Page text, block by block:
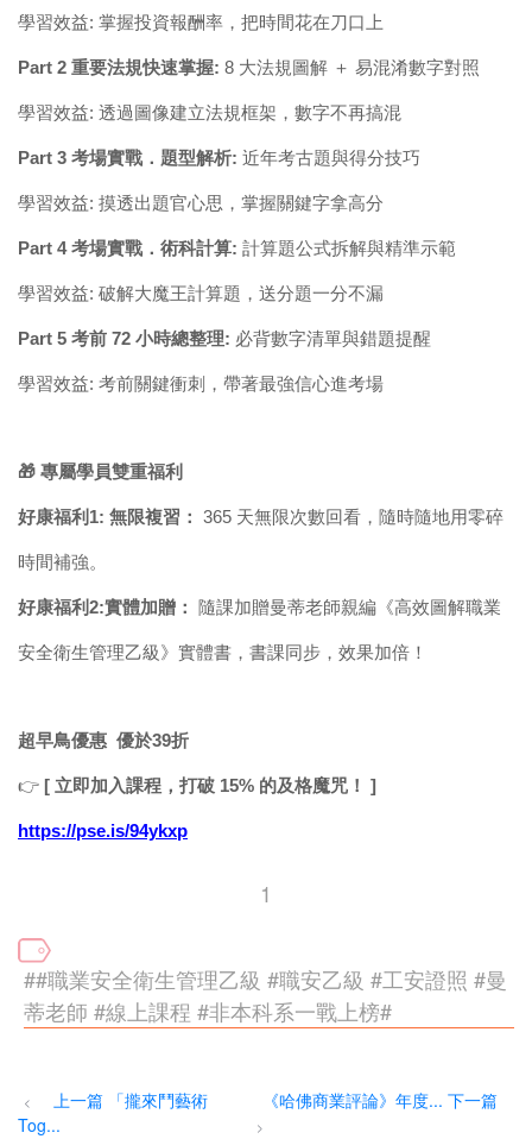
學習效益: 掌握投資報酬率，把時間花在刀口上
Part 2 重要法規快速掌握: 8 大法規圖解 ＋ 易混淆數字對照
學習效益: 透過圖像建立法規框架，數字不再搞混
Part 3 考場實戰．題型解析: 近年考古題與得分技巧
學習效益: 摸透出題官心思，掌握關鍵字拿高分
Part 4 考場實戰．術科計算: 計算題公式拆解與精準示範
學習效益: 破解大魔王計算題，送分題一分不漏
Part 5 考前 72 小時總整理: 必背數字清單與錯題提醒
學習效益: 考前關鍵衝刺，帶著最強信心進考場
🎁 專屬學員雙重福利
好康福利1: 無限複習： 365 天無限次數回看，隨時隨地用零碎
時間補強。
好康福利2:實體加贈： 隨課加贈曼蒂老師親編《高效圖解職業
安全衛生管理乙級》實體書，書課同步，效果加倍！
超早鳥優惠 優於39折
👉 [ 立即加入課程，打破 15% 的及格魔咒！ ]
https://pse.is/94ykxp
1
##職業安全衛生管理乙級 #職安乙級 #工安證照 #曼
蒂老師 #線上課程 #非本科系一戰上榜#
<
上一篇 「攏來鬥藝術
Tog...
《哈佛商業評論》年度... 下一篇
>